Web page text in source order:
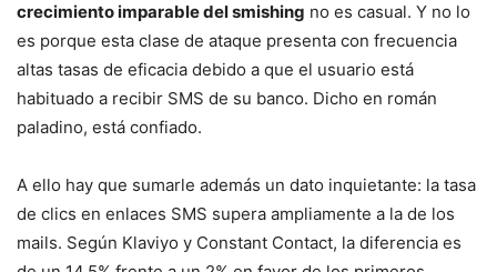
crecimiento imparable del smishing no es casual. Y no lo
es porque esta clase de ataque presenta con frecuencia
altas tasas de eficacia debido a que el usuario está
habituado a recibir SMS de su banco. Dicho en román
paladino, está confiado.
A ello hay que sumarle además un dato inquietante: la tasa
de clics en enlaces SMS supera ampliamente a la de los
mails. Según Klaviyo y Constant Contact, la diferencia es